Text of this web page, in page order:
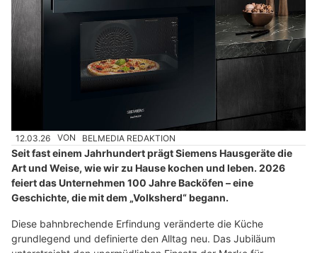
12.03.26 VON BELMEDIA REDAKTION
Seit fast einem Jahrhundert prägt Siemens Hausgeräte die
Art und Weise, wie wir zu Hause kochen und leben. 2026
feiert das Unternehmen 100 Jahre Backöfen – eine
Geschichte, die mit dem „Volksherd“ begann.
Diese bahnbrechende Erfindung veränderte die Küche
grundlegend und definierte den Alltag neu. Das Jubiläum